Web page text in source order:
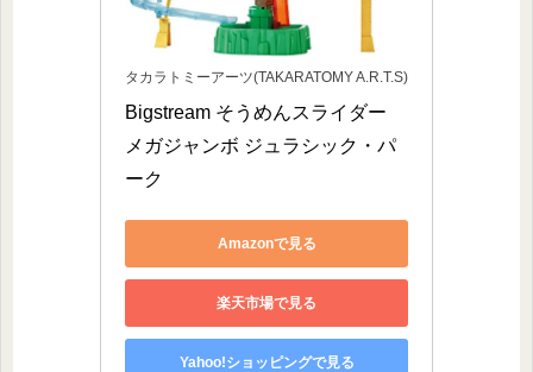
タカラトミーアーツ(TAKARATOMY A.R.T.S)
Bigstream そうめんスライダー
メガジャンボ ジュラシック・パ
ーク
Amazonで見る
楽天市場で見る
Yahoo!ショッピングで見る